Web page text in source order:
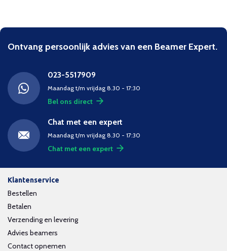
Ontvang persoonlijk advies van een Beamer Expert.
023-5517909
Maandag t/m vrijdag 8.30 - 17:30
Bel ons direct
Chat met een expert
Maandag t/m vrijdag 8.30 - 17:30
Chat met een expert
Klantenservice
Bestellen
Betalen
Verzending en levering
Advies beamers
Contact opnemen